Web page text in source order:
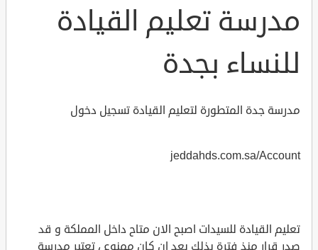
مدرسة تعليم القيادة
للنساء بجدة
مدرسة جدة المتطورة لتعليم القيادة تسجيل دخول
jeddahds.com.sa/Account
تعليم القيادة للسيدات اصبح الان متاح داخل المملكة و قد
صدر قرار منذ فترة بذلك بعد ان كان ممنوع ، تعتبر مدرسة